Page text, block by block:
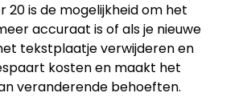
20 is de mogelijkheid om het
accuraat is of als je nieuwe
tekstplaatje verwijderen en
kosten en maakt het
veranderende behoeften.